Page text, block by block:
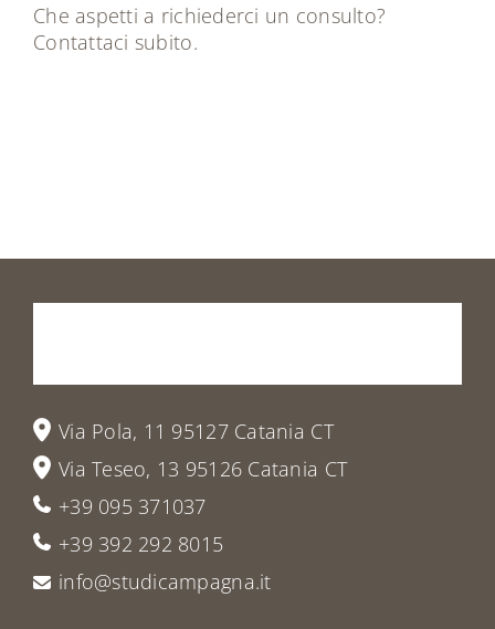
Che aspetti a richiederci un consulto?
Contattaci subito.
Via Pola, 11 95127 Catania CT
Via Teseo, 13 95126 Catania CT
+39 095 371037
+39 392 292 8015
info@studicampagna.it